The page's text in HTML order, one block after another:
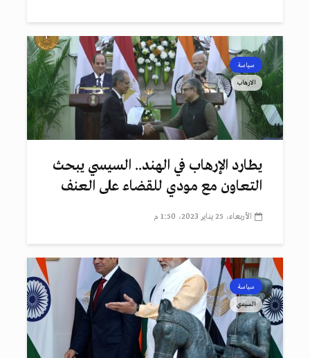
سياسة
الارهاب
يطارد الإرهاب في الهند.. السيسي يبحث
التعاون مع مودي للقضاء على العنف
الأربعاء، 25 يناير 2023، 1:50 م
سياسة
السيسي